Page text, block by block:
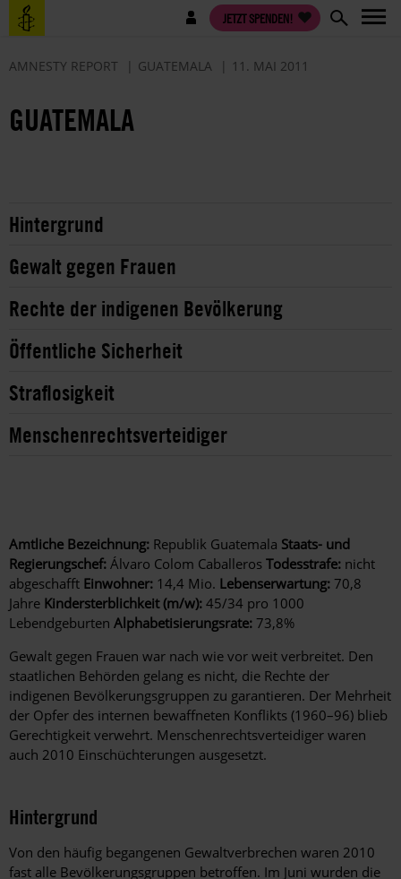
Direkt
zum
Benutzermenü JETZT SPENDEN!
AMNESTY REPORT GUATEMALA 11. MAI 2011
GUATEMALA
Hintergrund
Gewalt gegen Frauen
Rechte der indigenen Bevölkerung
Öffentliche Sicherheit
Straflosigkeit
Menschenrechtsverteidiger
Amtliche Bezeichnung: Republik Guatemala Staats- und
Regierungschef: Álvaro Colom Caballeros Todesstrafe: nicht
abgeschafft Einwohner: 14,4 Mio. Lebenserwartung: 70,8
Jahre Kindersterblichkeit (m/w): 45/34 pro 1000
Lebendgeburten Alphabetisierungsrate: 73,8%
Gewalt gegen Frauen war nach wie vor weit verbreitet. Den
staatlichen Behörden gelang es nicht, die Rechte der
indigenen Bevölkerungsgruppen zu garantieren. Der Mehrheit
der Opfer des internen bewaffneten Konflikts (1960–96) blieb
Gerechtigkeit verwehrt. Menschenrechtsverteidiger waren
auch 2010 Einschüchterungen ausgesetzt.
Hintergrund
Von den häufig begangenen Gewaltverbrechen waren 2010
fast alle Bevölkerungsgruppen betroffen. Im Juni wurden die